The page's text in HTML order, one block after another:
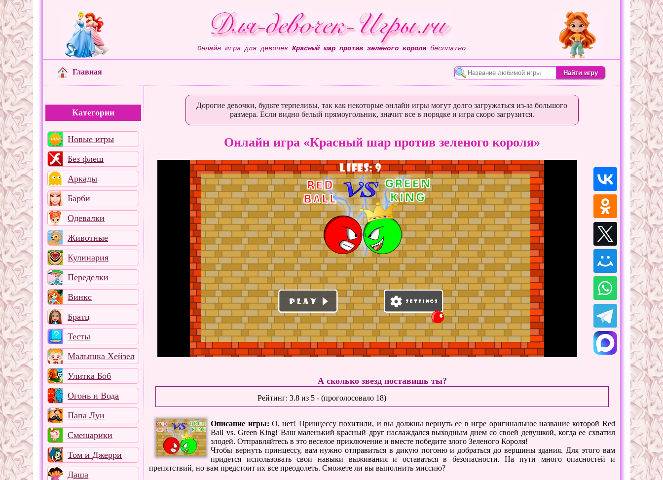
Онлайн игра для девочек Красный шар против зеленого королябесплатно
Главная
Категории
Новые игры
Без флеш
Аркады
Барби
Одевалки
Животные
Кулинария
Переделки
Винкс
Братц
Тесты
Малышка Хейзел
Улитка Боб
Огонь и Вода
Папа Луи
Смешарики
Том и Джерри
Даша
Дорогие девочки, будьте терпеливы, так как некоторые онлайн игры могут долго загружаться из-за большого
размера. Если видно белый прямоугольник, значит все в порядке и игра скоро загрузится.
Онлайн игра «Красный шар против зеленого короля»
А сколько звезд поставишь ты?
Рейтинг:3.8 из 5 - (проголосовало 18)
Описание игры: О, нет! Принцессу похитили, и вы должны вернуть ее в игре оригинальное название которой Red
Ball vs. Green King! Ваш маленький красный друг наслаждался выходным днем ​​со своей девушкой, когда ее схватил
злодей. Отправляйтесь в это веселое приключение и вместе победите злого Зеленого Короля!
Чтобы вернуть принцессу, вам нужно отправиться в дикую погоню и добраться до вершины здания. Для этого вам
придется использовать свои навыки выживания и оставаться в безопасности. На пути много опасностей и
препятствий, но вам предстоит их все преодолеть. Сможете ли вы выполнить миссию?